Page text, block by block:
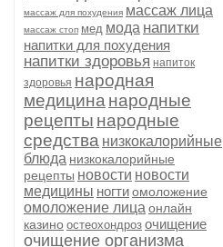
массаж для похудения массаж лица
массаж стоп мед мода напитки
напитки для похудения
напитки здоровья напиток
здоровья народная
медицина народные
рецепты народные
средства низкокалорийные
блюда низкокалорийные
рецепты новости новости
медицины ногтиомоложение
омоложение лица онлайн
казино остеохондроз очищение
очищение организма